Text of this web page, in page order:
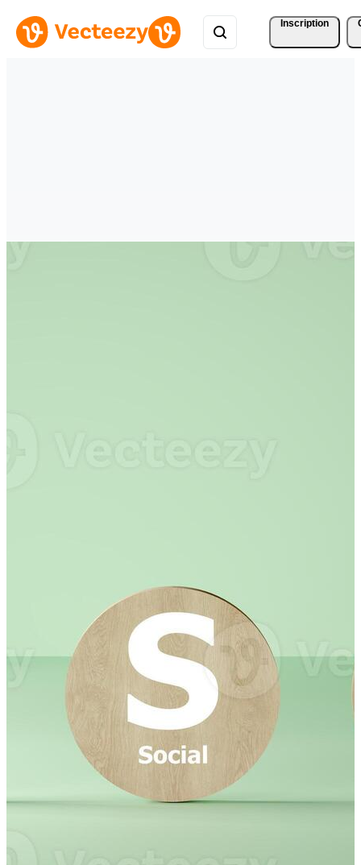
Inscription